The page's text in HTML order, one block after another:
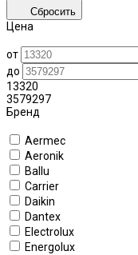
Сбросить
Цена
от
до
13320
3579297
Бренд
Aermec
Aeronik
Ballu
Carrier
Daikin
Dantex
Electrolux
Energolux